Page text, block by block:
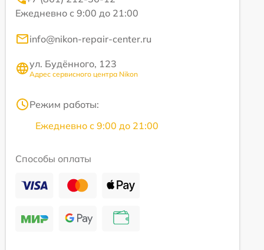
Ежедневно с 9:00 до 21:00
info@nikon-repair-center.ru
ул. Будённого, 123
Адрес сервисного центра Nikon
Режим работы:
Ежедневно с 9:00 до 21:00
Способы оплаты